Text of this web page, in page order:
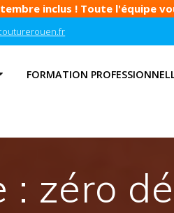
inclus ! Toute l'équipe
FORMATION
: zéro